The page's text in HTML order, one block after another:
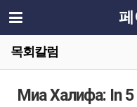
페
목회칼럼
Миа Халифа: In 5